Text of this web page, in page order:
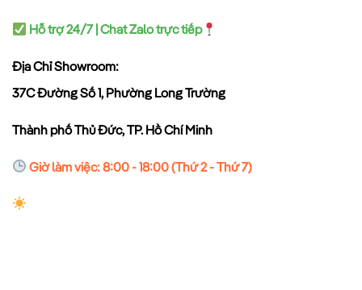
Hỗ trợ 24/7 | Chat Zalo trực tiếp
Địa Chỉ Showroom:
37C Đường Số 1, Phường Long Trường
Thành phố Thủ Đức, TP. Hồ Chí Minh
Giờ làm việc: 8:00 - 18:00 (Thứ 2 - Thứ 7)